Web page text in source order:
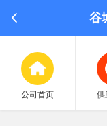
谷
公司首页 供